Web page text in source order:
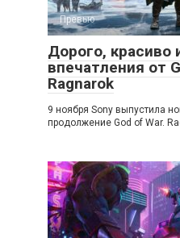
Превью
Дорого, красиво
впечатления от
Ragnarok
9 ноября Sony выпустила
продолжение God of War.